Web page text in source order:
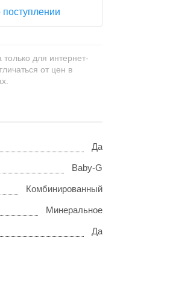
поступлении
для интернет-
от цен в
Да
Baby-G
Комбинированный
Минеральное
Да